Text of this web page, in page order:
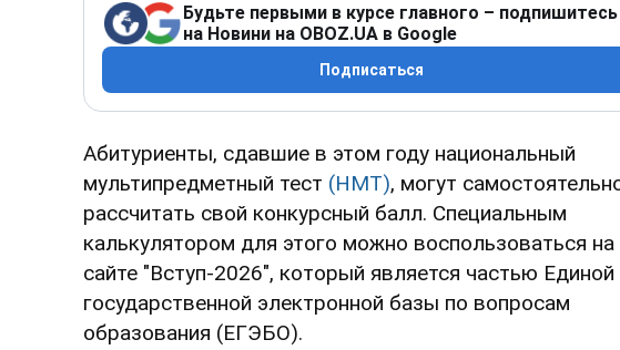
Будьте первыми в курсе главного – подпишитесь
на Новини на OBOZ.UA в Google
Подписаться
Абитуриенты, сдавшие в этом году национальный
мультипредметный тест (НМТ), могут
рассчитать свой конкурсный балл. Специальным
калькулятором для этого можно воспользоваться на
сайте "Вступ-2026", который является частью Единой
государственной электронной базы по вопросам
образования (ЕГЭБО).